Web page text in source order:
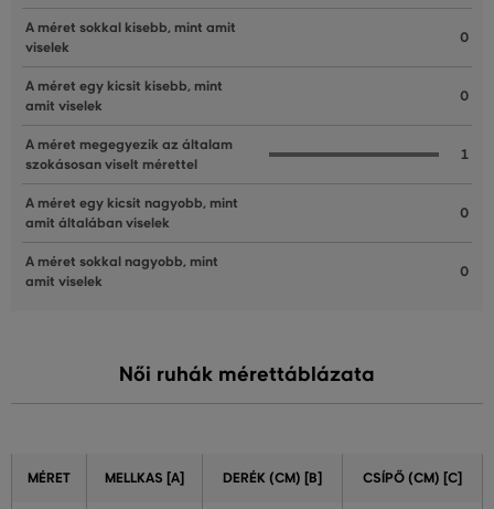
A méret sokkal kisebb, mint amit
viselek
0
A méret egy kicsit kisebb, mint
amit viselek
0
A méret megegyezik az általam
szokásosan viselt mérettel
1
A méret egy kicsit nagyobb, mint
amit általában viselek
0
A méret sokkal nagyobb, mint
amit viselek
0
Női ruhák mérettáblázata
MÉRET MELLKAS [A] DERÉK (CM) [B] CSÍPŐ (CM) [C]